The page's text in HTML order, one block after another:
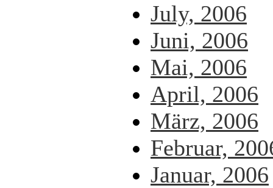
July, 2006
Juni, 2006
Mai, 2006
April, 2006
März, 2006
Februar,
Januar, 2006